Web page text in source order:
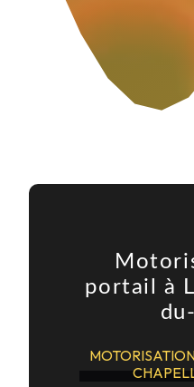
portail à